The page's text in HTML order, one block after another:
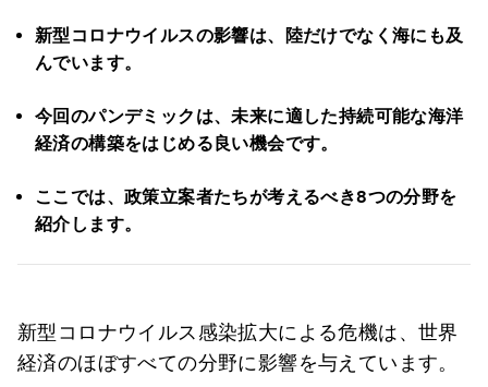
新型コロナウイルスの影響は、陸だけでなく海にも及
んでいます。
今回のパンデミックは、未来に適した持続可能な海洋
経済の構築をはじめる良い機会です。
ここでは、政策立案者たちが考えるべき8つの分野を
紹介します。
新型コロナウイルス感染拡大による危機は、世界
経済のほぼすべての分野に影響を与えています。